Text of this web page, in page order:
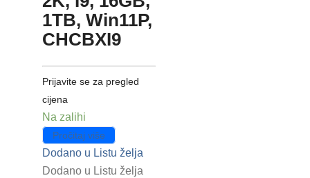
1TB, Win11P,
CHCBXI9
Prijavite se za pregled
cijena
Na zalihi
Pročitaj više
Dodano u Listu želja
Dodano u Listu želja